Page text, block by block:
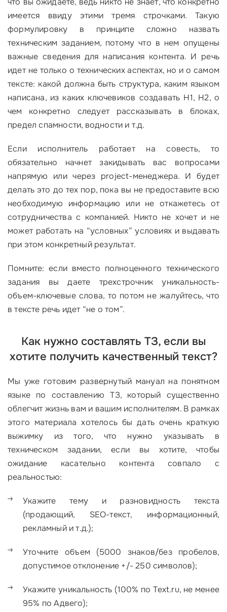
имеется ввиду этими тремя строчками. Такую
формулировку в принципе сложно назвать
техническим заданием, потому что в нем опущены
важные сведения для написания контента. И речь
идет не только о технических аспектах, но и о самом
тексте: какой должна быть структура, каким языком
написана, из каких ключевиков создавать Н1, Н2, о
чем конкретно следует рассказывать в блоках,
предел спамности, водности и т.д.
Если исполнитель работает на совесть, то
обязательно начнет закидывать вас вопросами
напрямую или через project-менеджера. И будет
делать это до тех пор, пока вы не предоставите всю
необходимую информацию или не откажетесь от
сотрудничества с компанией. Никто не хочет и не
может работать на “условных” условиях и выдавать
при этом конкретный результат.
Помните: если вместо полноценного технического
задания вы даете трехстрочник уникальность-
объем-ключевые слова, то потом не жалуйтесь, что
в тексте речь идет “не о том”.
Как нужно составлять ТЗ, если вы
хотите получить качественный текст?
Мы уже готовим развернутый мануал на понятном
языке по составлению ТЗ, который существенно
облегчит жизнь вам и вашим исполнителям. В рамках
этого материала хотелось бы дать очень краткую
выжимку из того, что нужно указывать в
техническом задании, если вы хотите, чтобы
ожидание касательно контента совпало с
реальностью:
Укажите тему и разновидность текста
(продающий, SEO-текст, информационный,
рекламный и т.д.);
Уточните объем (5000 знаков/без пробелов,
допустимое отклонение +/- 250 символов);
Укажите уникальность (100% по Text.ru, не менее
95% по Адвего);